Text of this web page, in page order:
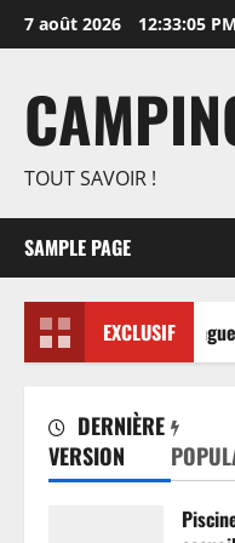
Aller
au
7 août 2026 12:33:06 PM
TOUT SAVOIR !
SAMPLE PAGE
EXCLUSIF
Piscine,
DERNIÈRE
VERSION